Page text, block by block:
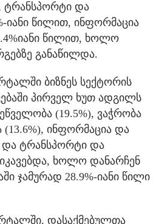
ტრანსპორტი და
იანი წილით, ინფორმაცია
წილით, ხოლო
განაწილდა.
ბიზნეს სექტორის
პირველ ხუთ ადგილს
(19.5%), ვაჭრობა
(13.6%), ინფორმაცია და
და ტრანსპორტი და
იკავებდა, ხოლო დანარჩენ
ჯამურად 28.9%-იანი წილი
დასაქმებულთა